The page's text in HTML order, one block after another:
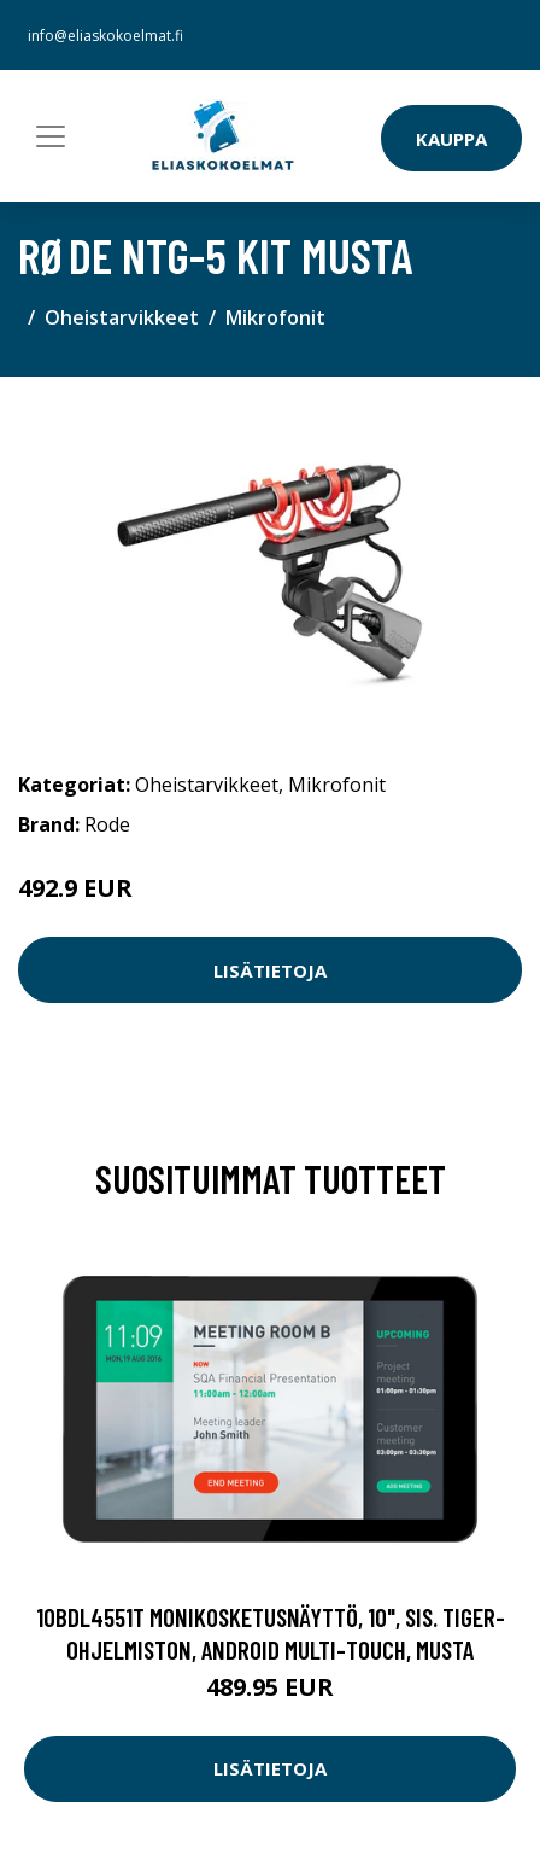
info@eliaskokoelmat.fi
KAUPPA
RØDE NTG-5 KIT MUSTA
Oheistarvikkeet Mikrofonit
Kategoriat:Oheistarvikkeet, Mikrofonit
Brand: Rode
492.9 EUR
LISÄTIETOJA
SUOSITUIMMAT TUOTTEET
10BDL4551T MONIKOSKETUSNÄYTTÖ, 10", SIS. TIGER-
OHJELMISTON, ANDROID MULTI-TOUCH, MUSTA
489.95 EUR
LISÄTIETOJA